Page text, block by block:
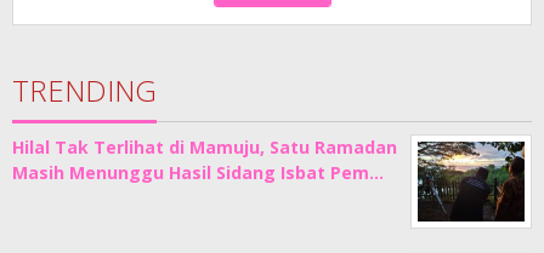
TRENDING
Hilal Tak Terlihat di Mamuju, Satu Ramadan
Masih Menunggu Hasil Sidang Isbat Pem…